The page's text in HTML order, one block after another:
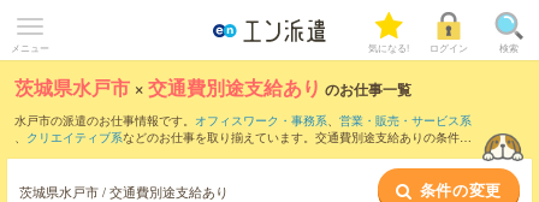
メニュー 気になる! ログイン 検索
茨城県水戸市 ×交通費別途支給あり のお仕事一覧
水戸市の派遣のお仕事情報です。 オフィスワーク・事務系、 営業・販売・サービス系
、 クリエイティブ系などのお仕事を取り揃えています。交通費別途支給ありの条件の
茨城県水戸市 / 交通費別途支給あり 条件の変更